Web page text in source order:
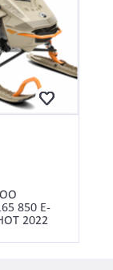
850 E-
2022